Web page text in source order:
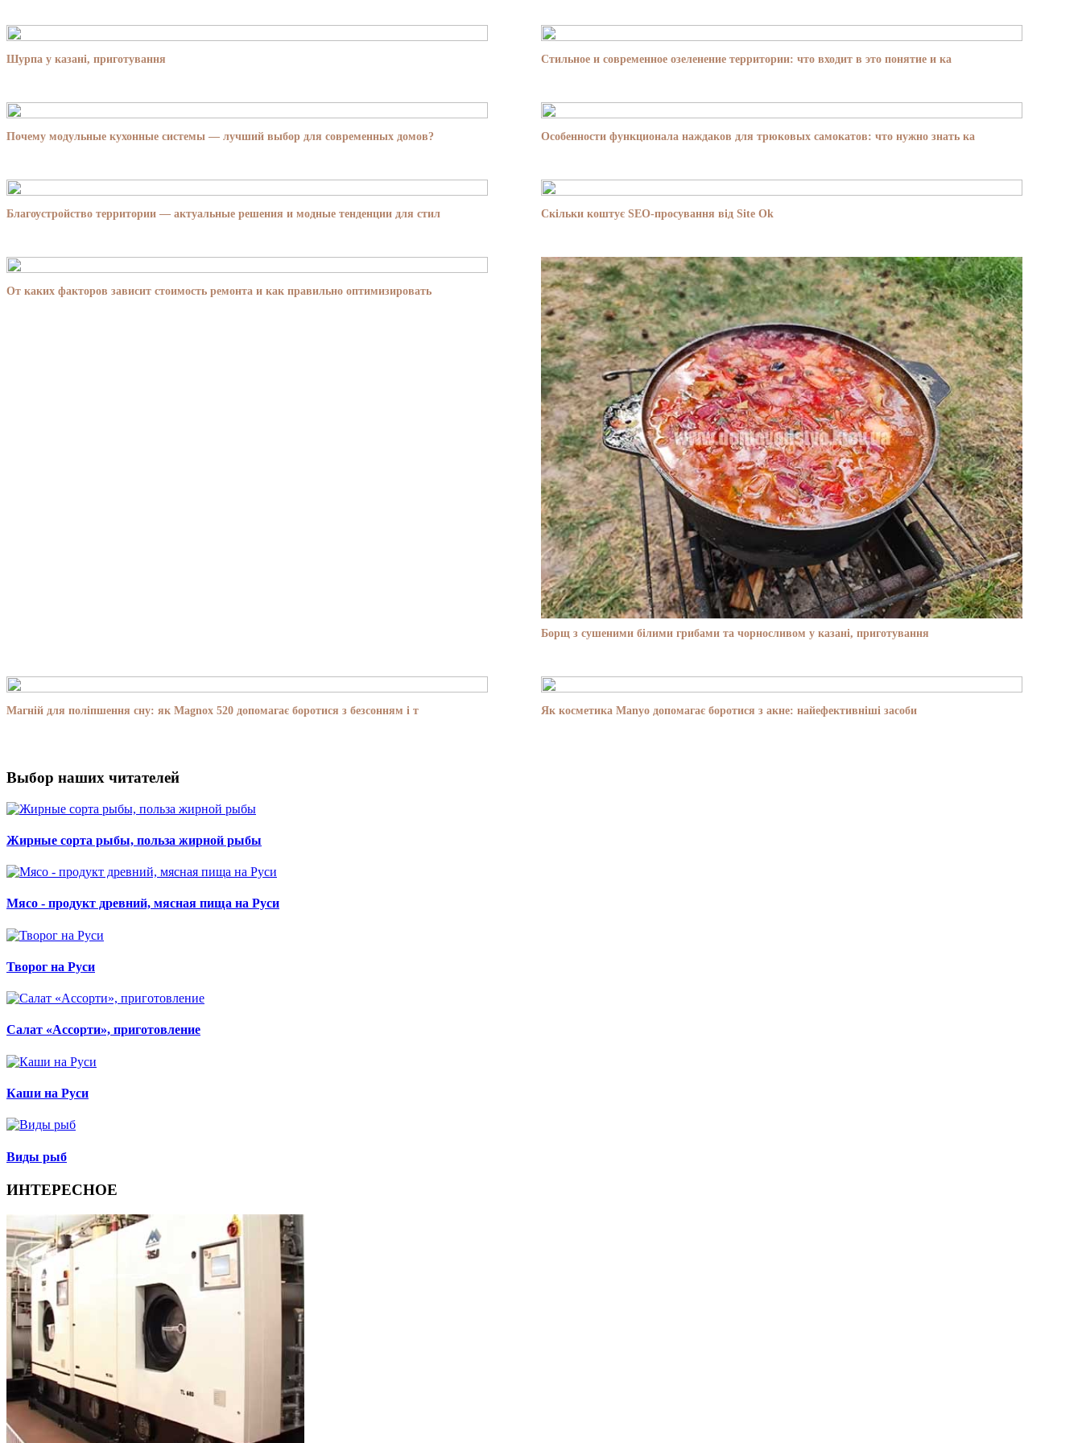
Шурпа у казані, приготування Стильное и современное озеленение территории: что входит в это понятие и ка
Почему модульные кухонные системы — лучший выбор для современных домов? Особенности функционала наждаков для трюковых самокатов: что нужно знать ка
Благоустройство территории — актуальные решения и модные тенденции для стил Скільки коштує SEO-просування від Site Ok
От каких факторов зависит стоимость ремонта и как правильно оптимизировать
Борщ з сушеними білими грибами та чорносливом у казані, приготування
Магній для поліпшення сну: як Magnox 520 допомагає боротися з безсонням і т Як косметика Manyo допомагає боротися з акне: найефективніші засоби
Выбор наших читателей
Жирные сорта рыбы, польза жирной рыбы
Мясо - продукт древний, мясная пища на Руси
Творог на Руси
Салат «Ассорти», приготовление
Каши на Руси
Виды рыб
ИНТЕРЕСНОЕ